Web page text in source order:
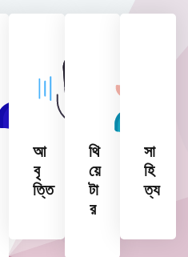
আ
বৃ
ত্তি
থি
য়ে
টা
র
সা
হি
ত্য